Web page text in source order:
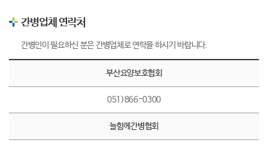
간병업체 연락처
간병인이 필요하신 분은 간병업체로 연락을 하시기 바랍니다.
부산요양보호협회
051)866-0300
늘함께간병협회